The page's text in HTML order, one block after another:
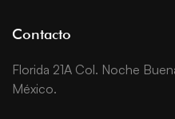
Contacto
Florida 21A Col. Noche
México.